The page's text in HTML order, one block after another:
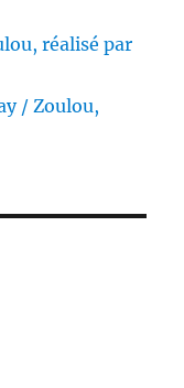
réalisé par
/ Zoulou,